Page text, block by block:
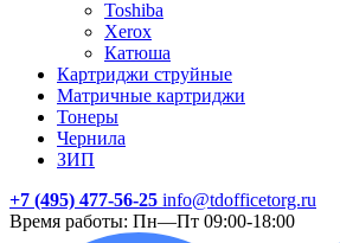
Toshiba
Xerox
Катюша
Картриджи струйные
Матричные картриджи
Тонеры
Чернила
ЗИП
+7 (495) 477-56-25 info@tdofficetorg.ru
Время работы: Пн—Пт 09:00-18:00